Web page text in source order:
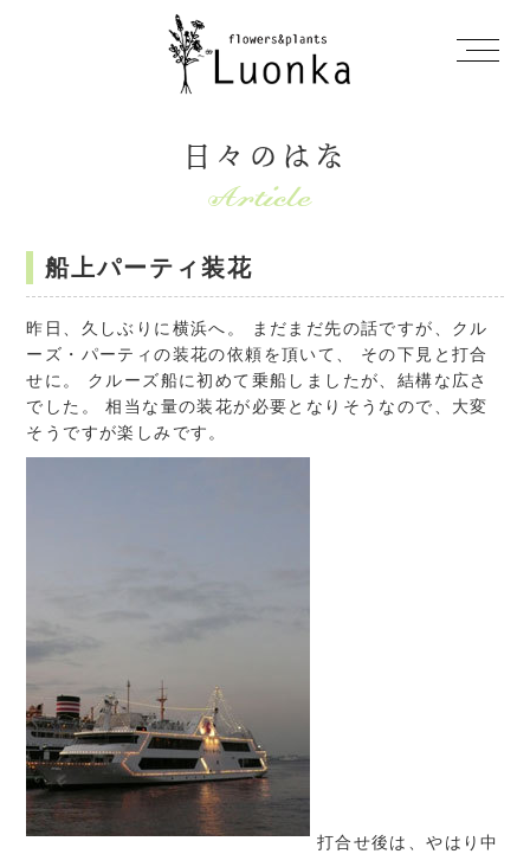
日々のはな
船上パーティ装花
昨日、久しぶりに横浜へ。 まだまだ先の話ですが、クル
ーズ・パーティの装花の依頼を頂いて、 その下見と打合
せに。 クルーズ船に初めて乗船しましたが、結構な広さ
でした。 相当な量の装花が必要となりそうなので、大変
そうですが楽しみです。
打合せ後は、やはり中